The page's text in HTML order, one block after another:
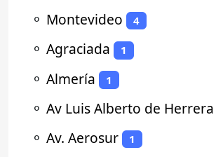
⚬ Montevideo 4
⚬ Agraciada 1
⚬ Almería 1
⚬ Av Luis Alberto de Herrera
⚬ Av. Aerosur 1